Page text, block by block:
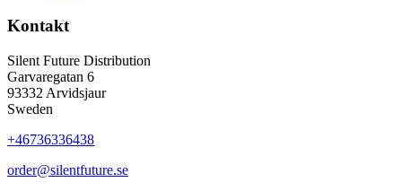
Kontakt
Silent Future Distribution
Garvaregatan 6
93332 Arvidsjaur
Sweden
+46736336438
order@silentfuture.se